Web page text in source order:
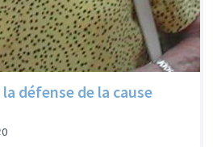
défense de la cause
0